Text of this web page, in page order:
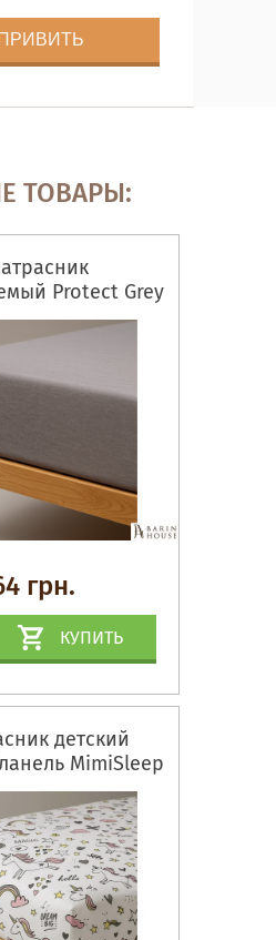
ТОВАРЫ:
Protect Grey
грн.
КУПИТЬ
детский
MimiSleep